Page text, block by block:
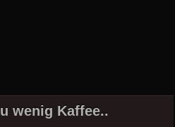
wenig Kaffee..